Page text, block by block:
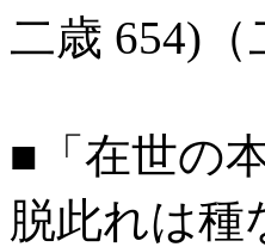
二歳 654)（
■「在世の
脱此れは種